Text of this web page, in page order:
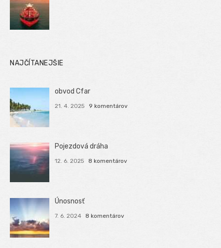
NAJČÍTANEJŠIE
obvod Cfar
21. 4. 2025 9 komentárov
Pojezdová dráha
12. 6. 2025 8 komentárov
Únosnosť
7. 6. 2024 8 komentárov